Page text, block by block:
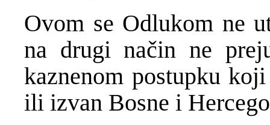
Ovom se Odlukom ne
na drugi način ne
kaznenom postupku
ili izvan Bosne i